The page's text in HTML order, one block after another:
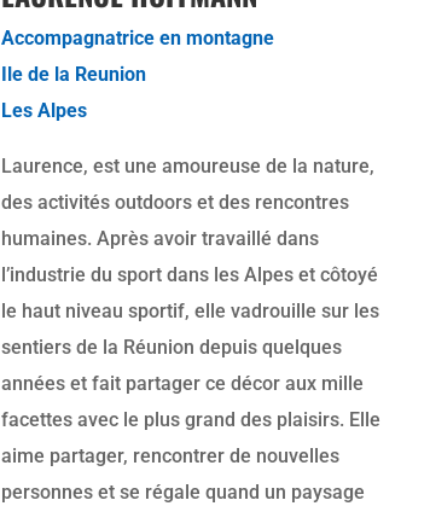
Accompagnatrice en montagne
Ile de la Reunion
Les Alpes
Laurence, est une amoureuse de la nature,
des activités outdoors et des rencontres
humaines. Après avoir travaillé dans
l’industrie du sport dans les Alpes et côtoyé
le haut niveau sportif, elle vadrouille sur les
sentiers de la Réunion depuis quelques
années et fait partager ce décor aux mille
facettes avec le plus grand des plaisirs. Elle
aime partager, rencontrer de nouvelles
personnes et se régale quand un paysage